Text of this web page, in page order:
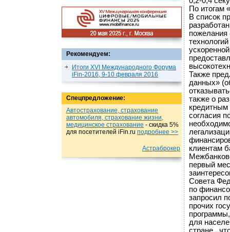
Рекомендуем:
Итоги XVI Международного Форума
iFin-2016, 9-10 февраля 2016
Спецпредложение:
Автострахование, страхование
автомобиля, страхование жизни,
медицинское страхование - cкидка 5%
для посетителей iFin.ru подробнеe >>
Астраброкер
По итогам
В список
пожелания
Также
данных»
также о
кредитным
согласия
клиентам
первый
Совета
по
запросил
прочих
для